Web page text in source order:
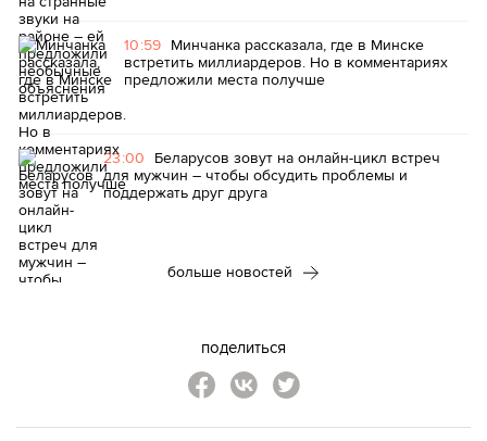
10:59 Минчанка рассказала, где в Минске
встретить миллиардеров. Но в комментариях
предложили места получше
23:00 Беларусов зовут на онлайн-цикл встреч
для мужчин – чтобы обсудить проблемы и
поддержать друг друга
больше новостей
поделиться